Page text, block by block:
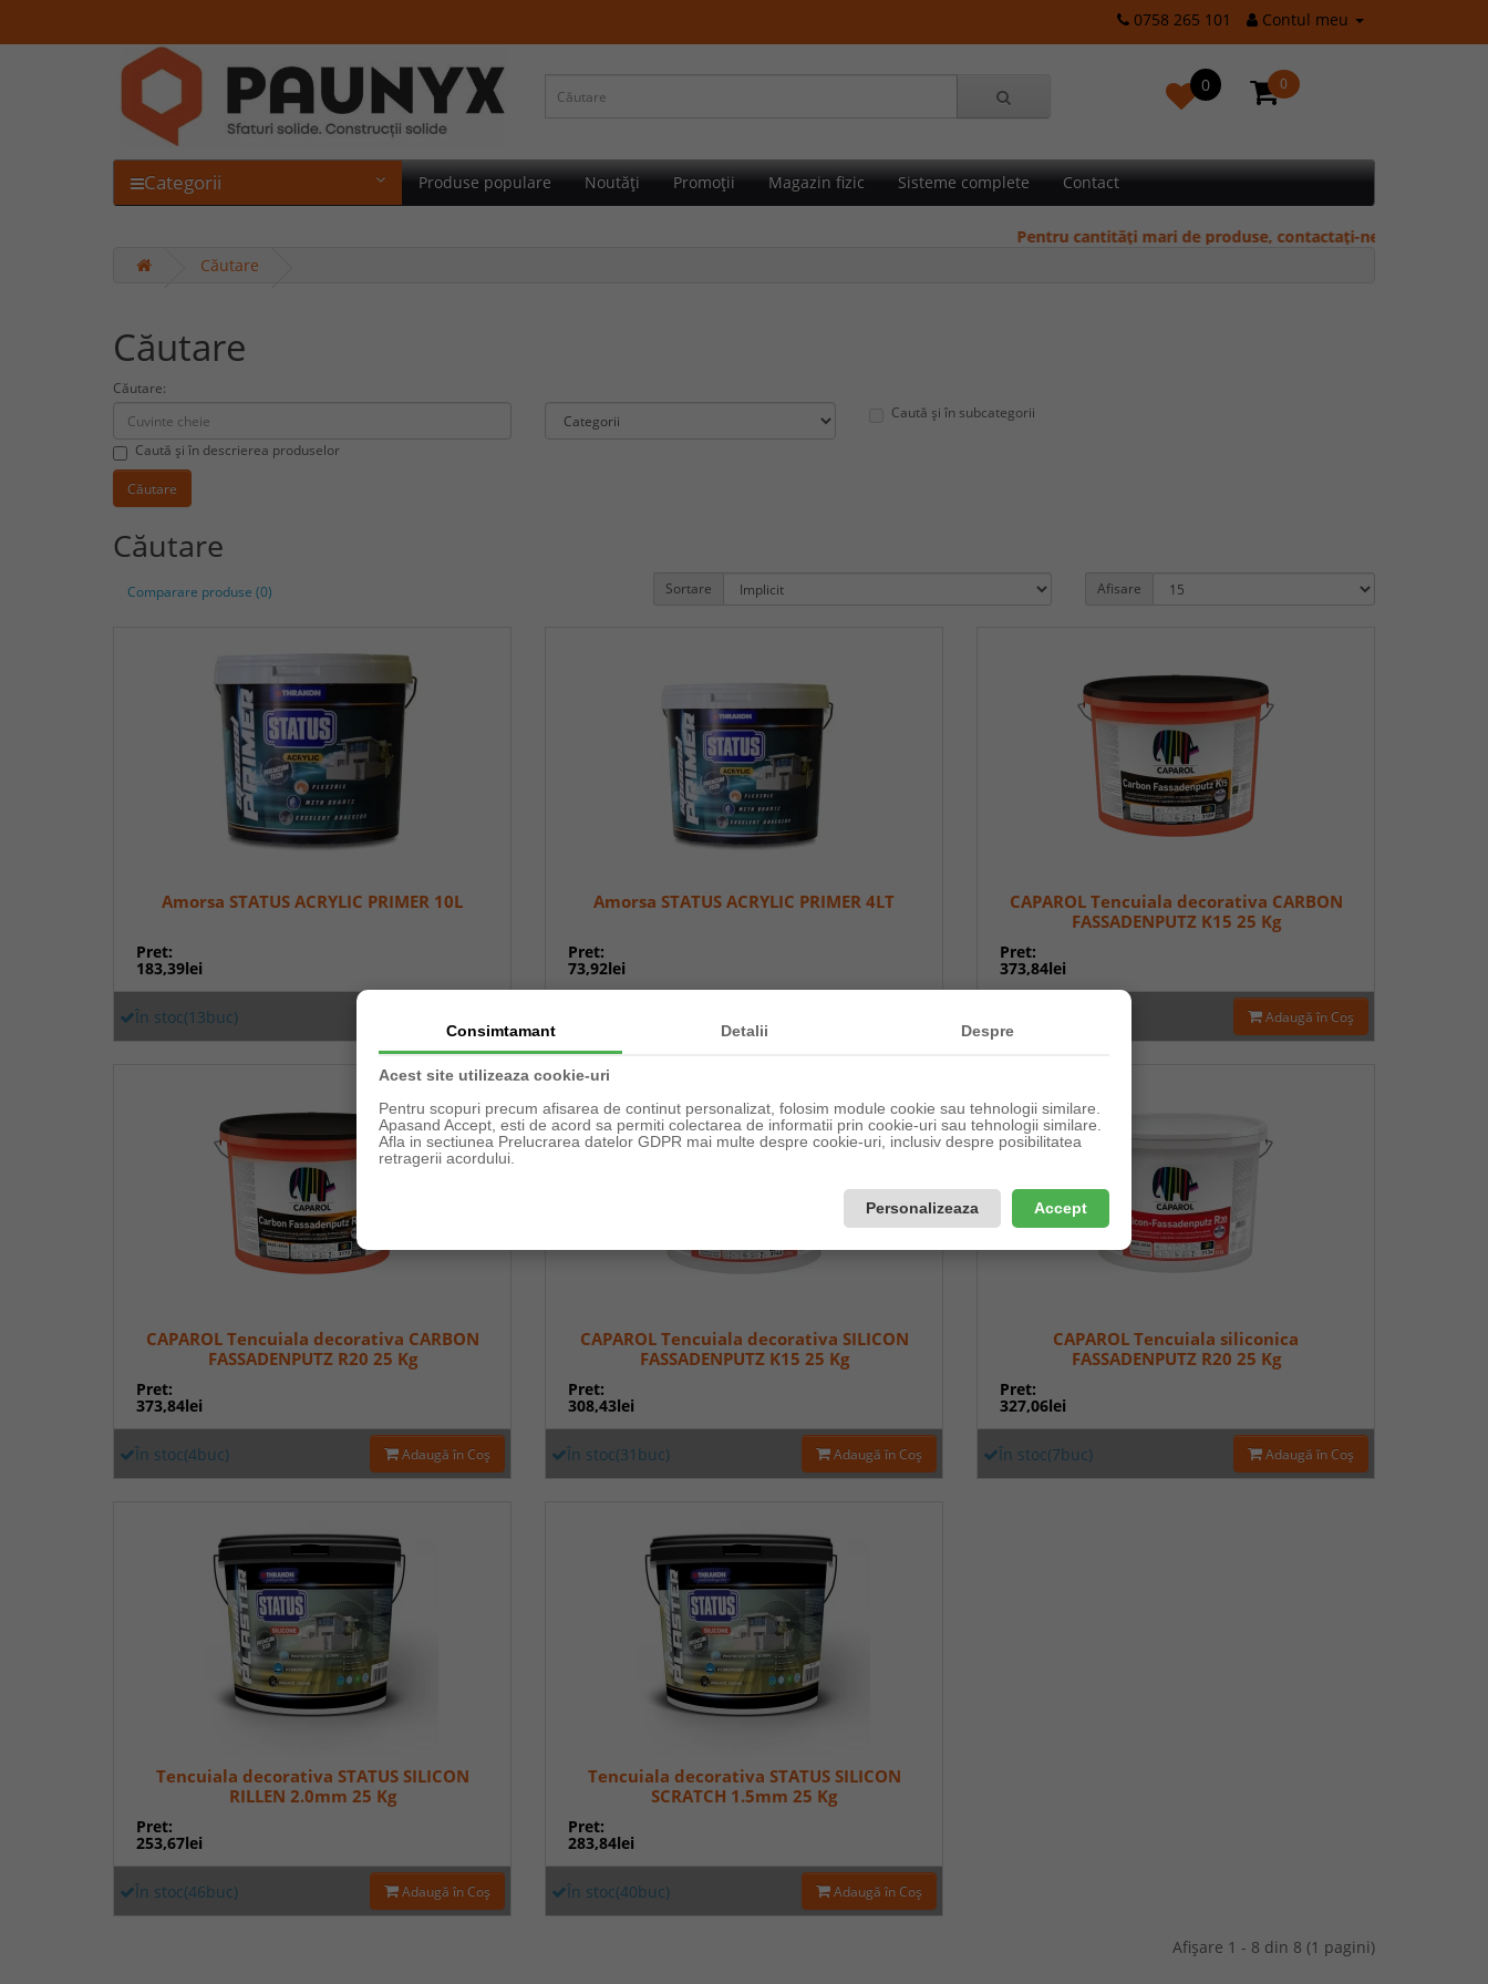
0758 265 101 Contul meu
0 0
Categorii Produse populare Noutăți Promoții Magazin fizic Sisteme complete Contact
Pentru cantități mari de produse, contactați-ne telefonic pentru
Căutare
Căutare
Căutare:
Caută și în subcategorii
Caută și în descrierea produselor
Căutare
Comparare produse (0) Sortare Afisare
Amorsa STATUS ACRYLIC PRIMER 10L
Pret:
183,39lei
În stoc(13buc)
Amorsa STATUS ACRYLIC PRIMER 4LT
Pret:
73,92lei
CAPAROL Tencuiala decorativa CARBON
FASSADENPUTZ K15 25 Kg
Pret:
373,84lei
Adaugă în Coş
CAPAROL Tencuiala decorativa CARBON
FASSADENPUTZ R20 25 Kg
Pret:
373,84lei
În stoc(4buc) Adaugă în Coş
CAPAROL Tencuiala decorativa SILICON
FASSADENPUTZ K15 25 Kg
Pret:
308,43lei
În stoc(31buc) Adaugă în Coş
CAPAROL Tencuiala siliconica
FASSADENPUTZ R20 25 Kg
Pret:
327,06lei
În stoc(7buc) Adaugă în Coş
Tencuiala decorativa STATUS SILICON
RILLEN 2.0mm 25 Kg
Pret:
253,67lei
În stoc(46buc) Adaugă în Coş
Tencuiala decorativa STATUS SILICON
SCRATCH 1.5mm 25 Kg
Pret:
283,84lei
În stoc(40buc) Adaugă în Coş
Afişare 1 - 8 din 8 (1 pagini)
Consimtamant Detalii Despre
Acest site utilizeaza cookie-uri
Pentru scopuri precum afisarea de continut personalizat, folosim module cookie sau tehnologii similare.
Apasand Accept, esti de acord sa permiti colectarea de informatii prin cookie-uri sau tehnologii similare.
Afla in sectiunea Prelucrarea datelor GDPR mai multe despre cookie-uri, inclusiv despre posibilitatea
retragerii acordului.
Personalizeaza Accept